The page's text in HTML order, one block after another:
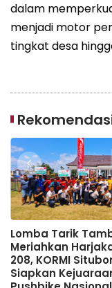
dalam
menjadi motor
tingkat desa
Lomba Tarik
Meriahkan
208, KORMI
Siapkan